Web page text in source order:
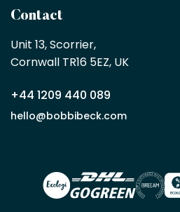
sans
minimum
en
partenaire
commercial
Demander
un compte
Contact
Unit 13, Scorrier,
Cornwall TR16 5EZ, UK
+44 1209 440 089
hello@bobbibeck.com